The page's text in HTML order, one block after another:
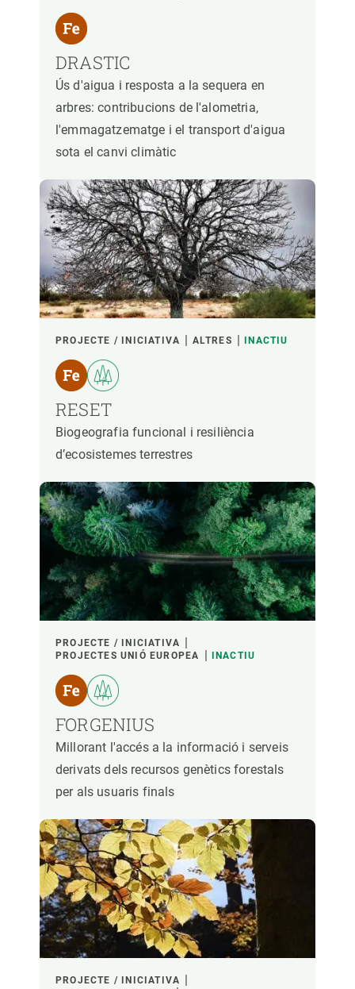
DRASTIC
Ús d'aigua i resposta a la sequera en
arbres: contribucions de l'alometria,
l'emmagatzematge i el transport d'aigua
sota el canvi climàtic
PROJECTE / INICIATIVA ALTRES INACTIU
RESET
Biogeografia funcional i resiliència
d’ecosistemes terrestres
PROJECTE / INICIATIVA
PROJECTES UNIÓ EUROPEA
INACTIU
FORGENIUS
Millorant l'accés a la informació i serveis
derivats dels recursos genètics forestals
per als usuaris finals
PROJECTE / INICIATIVA